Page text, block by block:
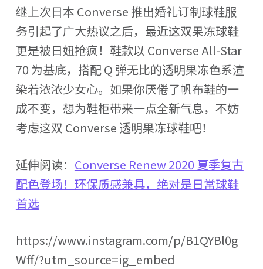
继上次日本 Converse 推出婚礼订制球鞋服
务引起了广大热议之后，最近这双果冻球鞋
更是被日妞抢疯！鞋款以 Converse All-Star
70 为基底，搭配 Q 弹无比的透明果冻色系渲
染着浓浓少女心。如果你厌倦了帆布鞋的一
成不变，想为鞋柜带来一点全新气息，不妨
考虑这双 Converse 透明果冻球鞋吧！
延伸阅读： Converse Renew 2020 夏季复古
配色登场！环保质感兼具，绝对是日常球鞋
首选
https://www.instagram.com/p/B1QYBl0g
Wff/?utm_source=ig_embed